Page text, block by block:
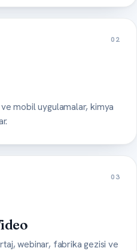
02
mobil uygulamalar, kimya
03
webinar, fabrika gezisi ve